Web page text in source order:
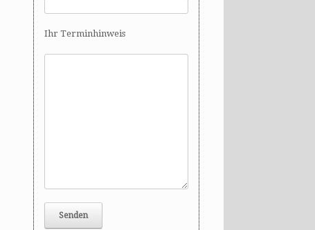
Ihr Terminhinweis